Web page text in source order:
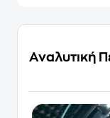
Αναλυτική